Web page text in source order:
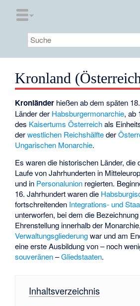
Kronland
Kronländer hießen ab dem späten
Länder der Habsburgermonarchie, ab
des Kaisertums Österreichals
derwestlichen Reichshälfteder
Ungarischen Monarchie.
Es waren die historischen Länder, die
Laufe von Jahrhunderten in
und in Personalunion regierten.
16. Jahrhundert waren die
fortschreitenden Integrations- und
unterworfen, bei dem die
Ehrenstellung innerhalb der
Verwaltungsgliederungwar und am
eine erste Ausbildung von – noch
souveränen–Gliedstaaten.
Inhaltsverzeichnis